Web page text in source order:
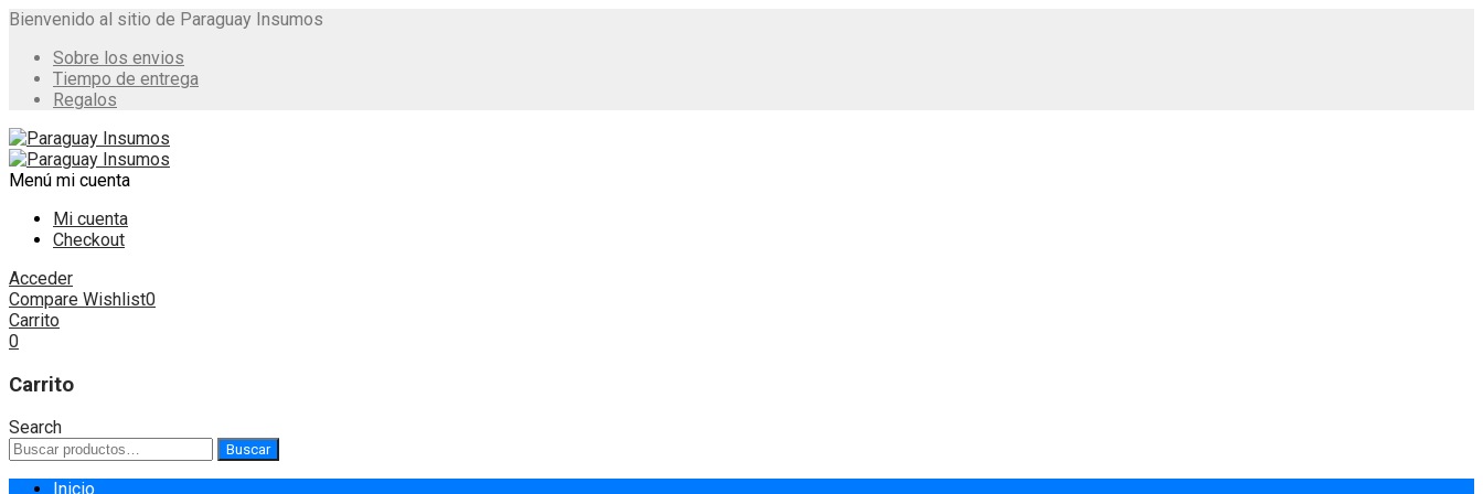
Bienvenido al sitio de Paraguay Insumos
Sobre los envios
Tiempo de entrega
Regalos
Menú mi cuenta
Mi cuenta
Checkout
Acceder
Compare Wishlist0
Carrito
0
Carrito
Search
Buscar
por:
Buscar
Skip Inicio